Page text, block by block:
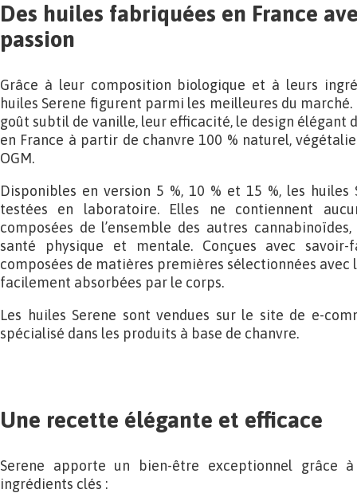
Des huiles fabriquées en France
passion
Grâce à leur composition biologique et à leurs
huiles Serene figurent parmi les meilleures du
goût subtil de vanille, leur efficacité, le design élégant
en France à partir de chanvre 100 % naturel,
OGM.
Disponibles en version 5 %, 10 % et 15 %, les huiles
testées en laboratoire. Elles ne contiennent
composées de l’ensemble des autres
santé physique et mentale. Conçues avec
composées de matières premières sélectionnées
facilement absorbées par le corps.
Les huiles Serene sont vendues sur le site de e-
spécialisé dans les produits à base de chanvre.
Une recette élégante et efficace
Serene apporte un bien-être exceptionnel grâce
ingrédients clés :